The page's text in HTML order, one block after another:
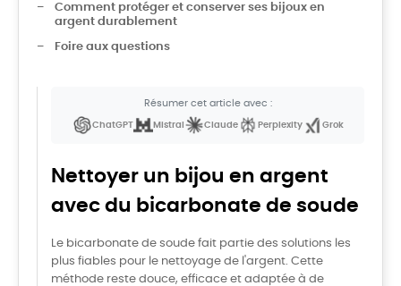
Comment protéger et conserver ses bijoux en
argent durablement
Foire aux questions
Résumer cet article avec :
ChatGPT Mistral Claude Perplexity Grok
Nettoyer un bijou en argent
avec du bicarbonate de soude
Le bicarbonate de soude fait partie des solutions les
plus fiables pour le nettoyage de l'argent. Cette
méthode reste douce, efficace et adaptée à de